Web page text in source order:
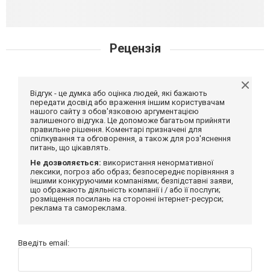
Рецензія
Відгук - це думка або оцінка людей, які бажають
передати досвід або враження іншим користувачам
нашого сайту з обов'язковою аргументацією
залишеного відгука. Це допоможе багатьом прийняти
правильне рішення. Коментарі призначені для
спілкування та обговорення, а також для роз'яснення
питань, що цікавлять.
Не дозволяється: використання ненормативної
лексики, погроз або образ; безпосереднє порівняння з
іншими конкуруючими компаніями; безпідставні заяви,
що ображають діяльність компанії і / або її послуги;
розміщення посилань на сторонні інтернет-ресурси;
реклама та самореклама.
Введіть email: